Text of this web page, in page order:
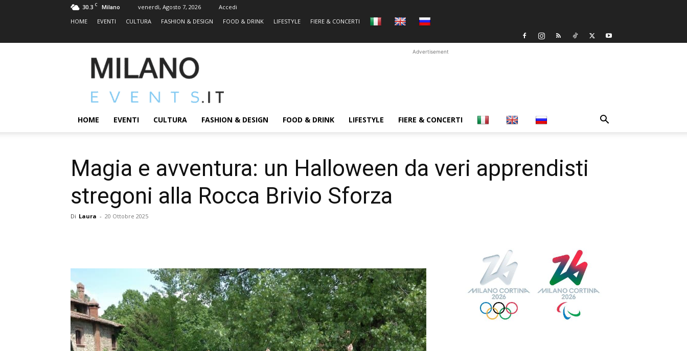
30.3 C Milano venerdì, Agosto 7, 2026
Accedi
HOME
EVENTI CULTURA FASHION & DESIGN FOOD & DRINK LIFESTYLE FIERE & CONCERTI
MILANOEVENTS.IT
|
2.0
ed
Eventi
Advertisement
HOME EVENTI CULTURA FASHION & DESIGN FOOD & DRINK LIFESTYLE FIERE & CONCERTI
Magia e avventura: un Halloween da veri apprendisti
stregoni alla Rocca Brivio Sforza
Di Laura - 20 Ottobre 2025